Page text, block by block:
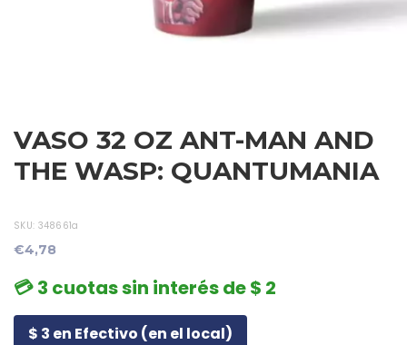
VASO 32 OZ ANT-MAN AND
THE WASP: QUANTUMANIA
SKU: 348661a
€4,78
💳 3 cuotas sin interés de $ 2
$ 3 en Efectivo (en el local)